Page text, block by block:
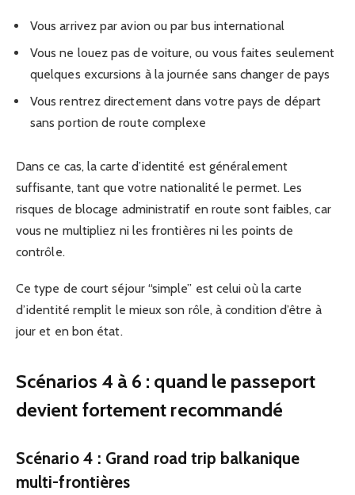
Vous arrivez par avion ou par bus international
Vous ne louez pas de voiture, ou vous faites seulement
quelques excursions à la journée sans changer de pays
Vous rentrez directement dans votre pays de départ
sans portion de route complexe
Dans ce cas, la carte d’identité est généralement
suffisante, tant que votre nationalité le permet. Les
risques de blocage administratif en route sont faibles, car
vous ne multipliez ni les frontières ni les points de
contrôle.
Ce type de court séjour “simple” est celui où la carte
d’identité remplit le mieux son rôle, à condition d’être à
jour et en bon état.
Scénarios 4 à 6 : quand le passeport
devient fortement recommandé
Scénario 4 : Grand road trip balkanique
multi-frontières